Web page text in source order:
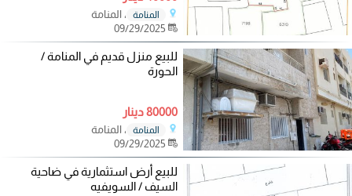
المنامة
، المنامة
للبيع منزل قديم في المنامة /
الحورة
80000 دينار
المنامة
، المنامة
للبيع أرض استثمارية في ضاحية
السيف / السويفيه